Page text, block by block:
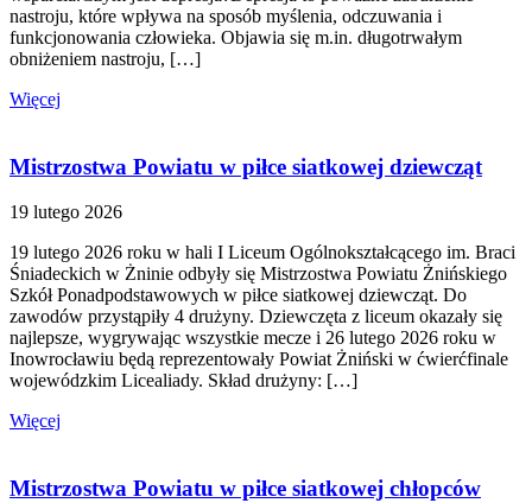
nastroju, które wpływa na sposób myślenia, odczuwania i
funkcjonowania człowieka. Objawia się m.in. długotrwałym
obniżeniem nastroju, […]
Więcej
Mistrzostwa Powiatu w piłce siatkowej dziewcząt
19 lutego 2026
19 lutego 2026 roku w hali I Liceum Ogólnokształcącego im. Braci
Śniadeckich w Żninie odbyły się Mistrzostwa Powiatu Żnińskiego
Szkół Ponadpodstawowych w piłce siatkowej dziewcząt. Do
zawodów przystąpiły 4 drużyny. Dziewczęta z liceum okazały się
najlepsze, wygrywając wszystkie mecze i 26 lutego 2026 roku w
Inowrocławiu będą reprezentowały Powiat Żniński w ćwierćfinale
wojewódzkim Licealiady. Skład drużyny: […]
Więcej
Mistrzostwa Powiatu w piłce siatkowej chłopców